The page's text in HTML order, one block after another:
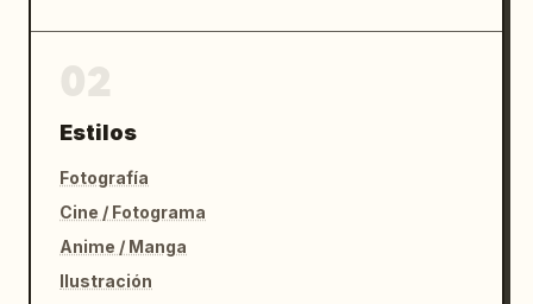
Estilos
Fotografía
Cine / Fotograma
Anime / Manga
Ilustración